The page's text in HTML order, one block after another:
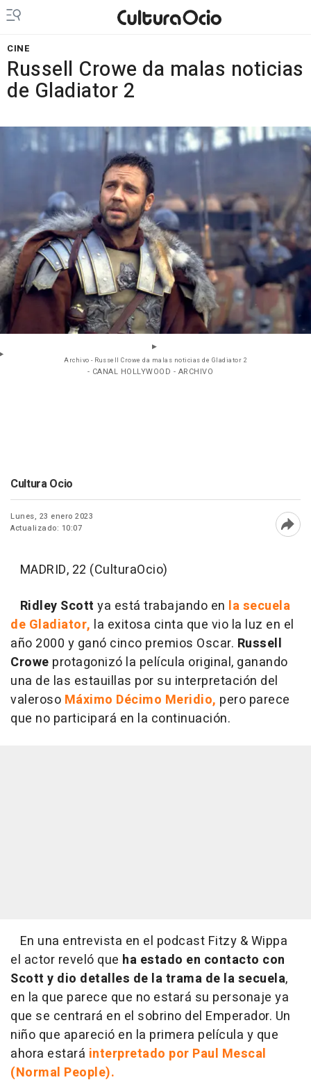
CINE
Russell Crowe da malas noticias
de Gladiator 2
Archivo - Russell Crowe da malas noticias de Gladiator 2
- CANAL HOLLYWOOD - ARCHIVO
Cultura Ocio
Lunes, 23 enero 2023
Actualizado: 10:07
MADRID, 22 (CulturaOcio)
Ridley Scott ya está trabajando en la secuela
de Gladiator, la exitosa cinta que vio la luz en el
año 2000 y ganó cinco premios Oscar. Russell
Crowe protagonizó la película original, ganando
una de las estauillas por su interpretación del
valeroso Máximo Décimo Meridio, pero parece
que no participará en la continuación.
En una entrevista en el podcast Fitzy & Wippa
el actor reveló que ha estado en contacto con
Scott y dio detalles de la trama de la secuela,
en la que parece que no estará su personaje ya
que se centrará en el sobrino del Emperador. Un
niño que apareció en la primera película y que
ahora estará interpretado por Paul Mescal
(Normal People).